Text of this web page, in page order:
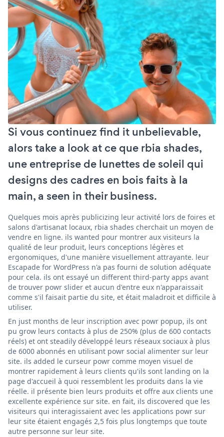
Si vous continuez find it unbelievable,
alors take a look at ce que rbia shades,
une entreprise de lunettes de soleil qui
designs des cadres en bois faits à la
main, a seen in their business.
Quelques mois après publicizing leur activité lors de foires et
salons d'artisanat locaux, rbia shades cherchait un moyen de
vendre en ligne. ils wanted pour montrer aux visiteurs la
qualité de leur produit, leurs conceptions légères et
ergonomiques, d'une manière visuellement attrayante. leur
Escapade for WordPress n'a pas fourni de solution adéquate
pour cela. ils ont essayé un different third-party apps avant
de trouver powr slider et aucun d'entre eux n'apparaissait
comme s'il faisait partie du site, et était maladroit et difficile à
utiliser.
En just months de leur inscription avec powr popup, ils ont
pu grow leurs contacts à plus de 250% (plus de 600 contacts
réels) et ont steadily développé leurs réseaux sociaux à plus
de 6000 abonnés en utilisant powr social alimenter sur leur
site. ils added le curseur powr comme moyen visuel de
montrer rapidement à leurs clients qu'ils sont landing on la
page d'accueil à quoi ressemblent les produits dans la vie
réelle. il présente bien leurs produits et offre aux clients une
excellente expérience sur site. en fait, ils discovered que les
visiteurs qui interagissaient avec les applications powr sur
leur site étaient engagés 2,5 fois plus longtemps que toute
autre personne sur leur site.